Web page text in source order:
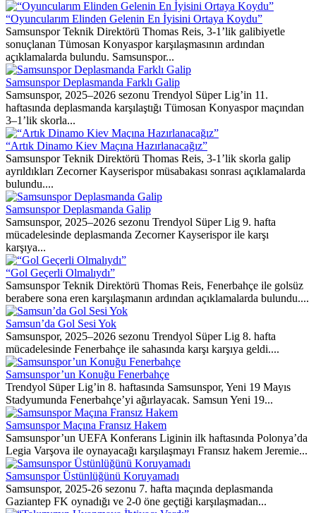
“Oyuncularım Elinden Gelenin En İyisini Ortaya Koydu”
Samsunspor Teknik Direktörü Thomas Reis, 3-1’lik galibiyetle
sonuçlanan Tümosan Konyaspor karşılaşmasının ardından
açıklamalarda bulundu. Samsunspor...
Samsunspor Deplasmanda Farklı Galip
Samsunspor, 2025–2026 sezonu Trendyol Süper Lig’in 11.
haftasında deplasmanda karşılaştığı Tümosan Konyaspor maçından
3–1’lik skorla...
“Artık Dinamo Kiev Maçına Hazırlanacağız”
Samsunspor Teknik Direktörü Thomas Reis, 3-1’lik skorla galip
ayrıldıkları Zecorner Kayserispor müsabakası sonrası açıklamalarda
bulundu....
Samsunspor Deplasmanda Galip
Samsunspor, 2025–2026 sezonu Trendyol Süper Lig 9. hafta
mücadelesinde deplasmanda Zecorner Kayserispor ile karşı
karşıya...
“Gol Geçerli Olmalıydı”
Samsunspor Teknik Direktörü Thomas Reis, Fenerbahçe ile golsüz
berabere sona eren karşılaşmanın ardından açıklamalarda bulundu....
Samsun’da Gol Sesi Yok
Samsunspor, 2025–2026 sezonu Trendyol Süper Lig 8. hafta
mücadelesinde Fenerbahçe ile sahasında karşı karşıya geldi....
Samsunspor’un Konuğu Fenerbahçe
Trendyol Süper Lig’in 8. haftasında Samsunspor, Yeni 19 Mayıs
Stadyumunda Fenerbahçe’yi ağırlayacak. Samsun Yeni 19...
Samsunspor Maçına Fransız Hakem
Samsunspor’un UEFA Konferans Liginin ilk haftasında Polonya’da
Legia Varşova ile oynayacağı karşılaşmayı Fransız hakem Jeremie...
Samsunspor Üstünlüğünü Koruyamadı
Samsunspor, 2025-26 sezonu 7. hafta maçında deplasmanda
Gaziantep FK oynadığı ve 2-0 öne geçtiği karşılaşmadan...